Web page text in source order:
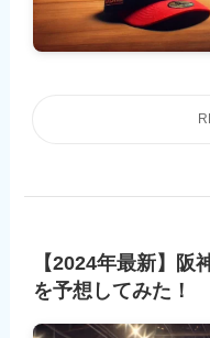
【2024年最新】阪
を予想してみた！